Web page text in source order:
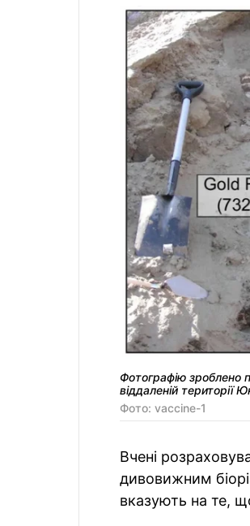
Фотографію зроблено
віддаленій території
Фото: vaccine-1
Вчені
дивовижним
вказують на те,